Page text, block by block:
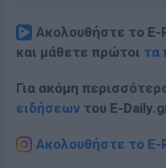
Ακολουθήστε το E-
και μάθετε πρώτοι τα
Για ακόμη
ειδήσεων του E-
Ακολουθήστε το E-